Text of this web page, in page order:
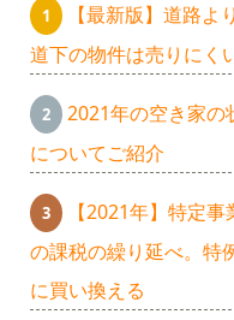
【最新版】道路よ
道下の物件は売りにく
2021年の空き家の
についてご紹介
【2021年】特定
の課税の繰り延べ。特
に買い換える